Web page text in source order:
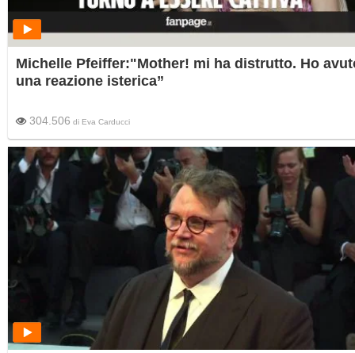
Michelle Pfeiffer:"Mother! mi ha distrutto. Ho
una reazione isterica”
304.506 di Eva Carducci